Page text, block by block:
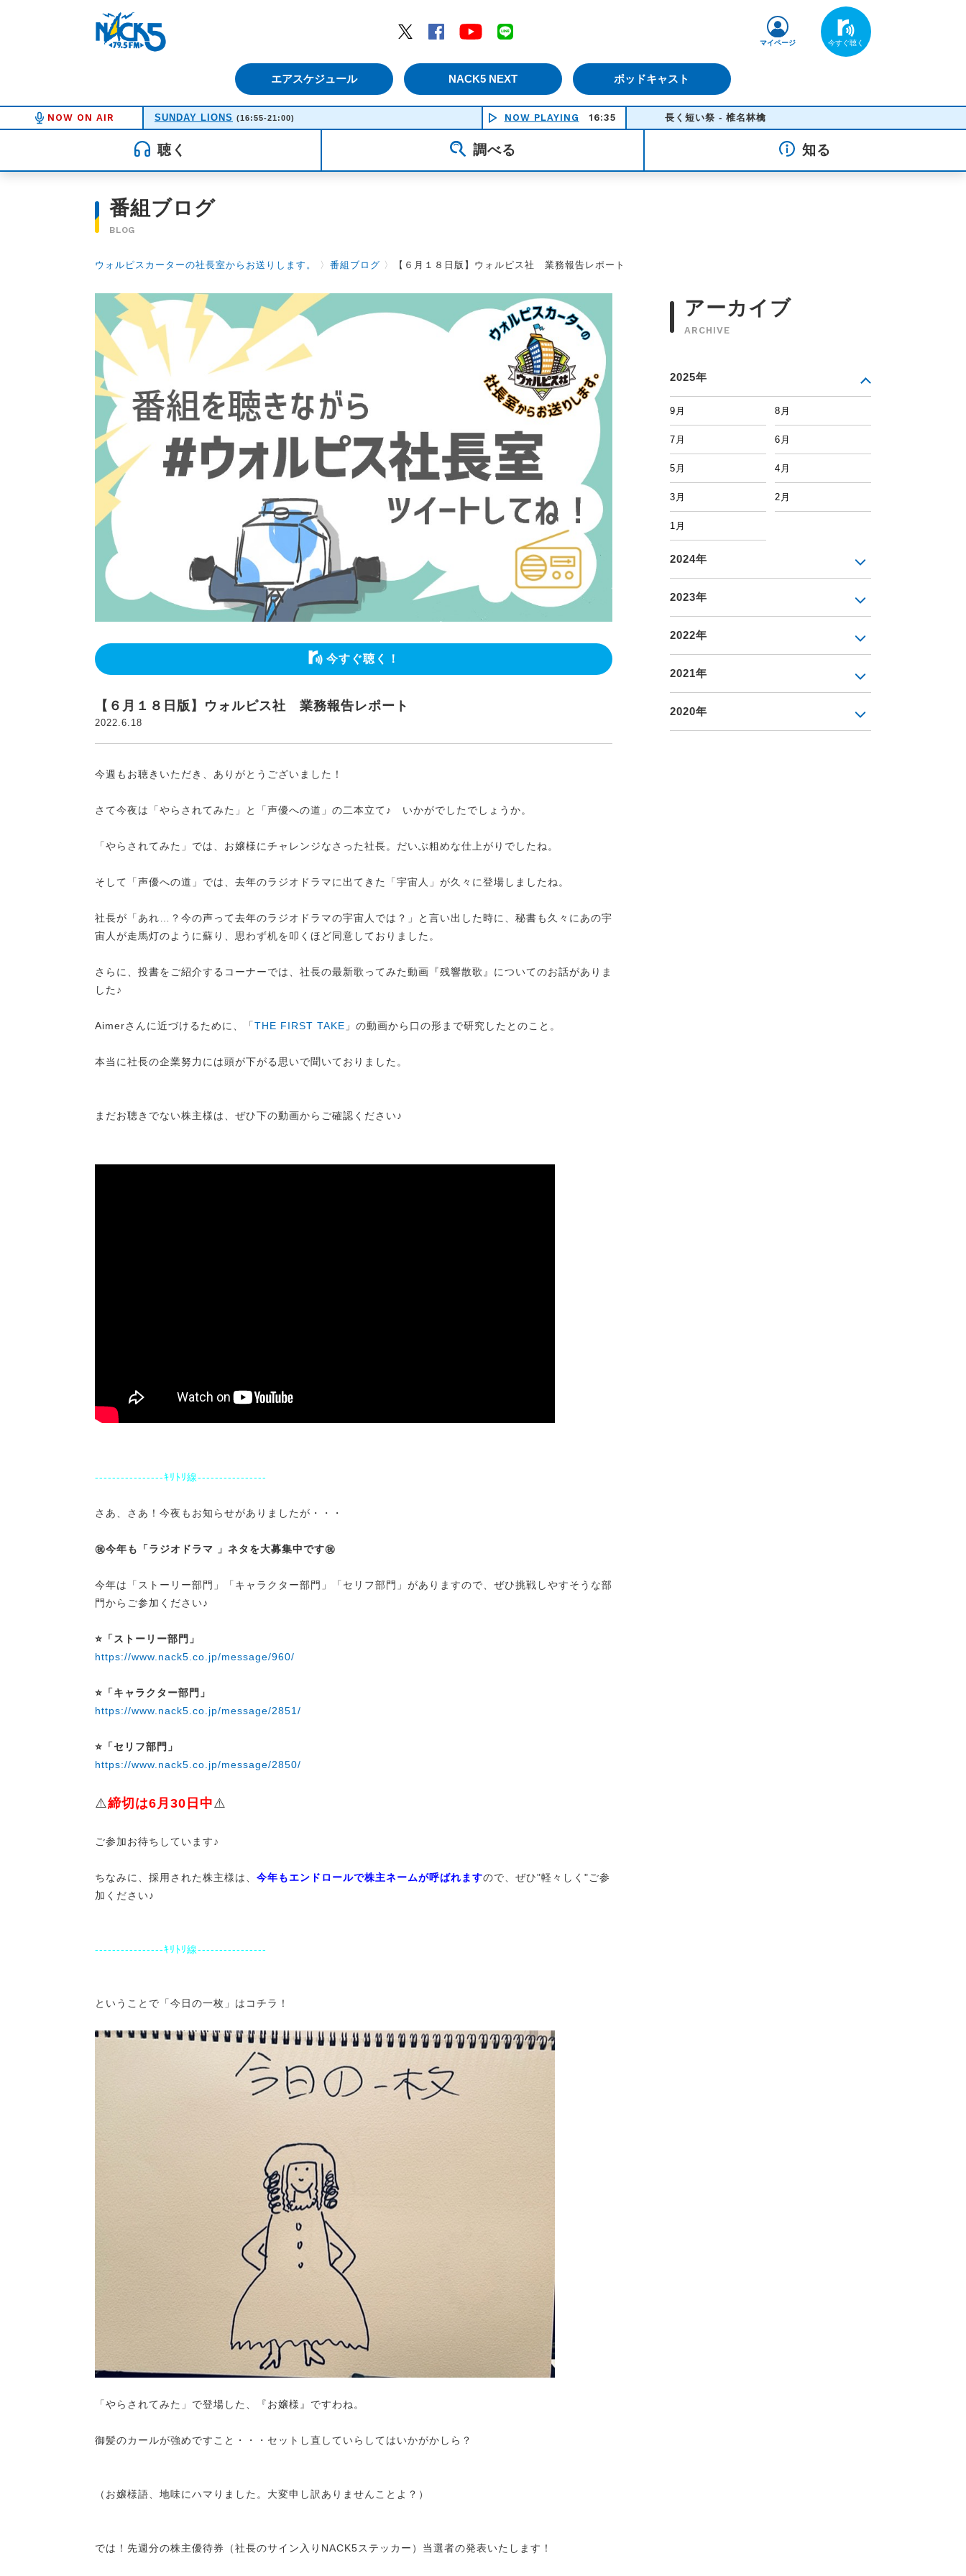
Twitter
Facebook YouTube
エアスケジュール NACK5 NEXT ポッドキャスト
マイページ
NOW ON AIR SUNDAY LIONS (16:55-21:00) NOW PLAYING 16:35長く短い祭 - 椎名林檎
聴く 調べる 知る
番組ブログ
BLOG
ウォルピスカーターの社長室からお送りします。 〉 番組ブログ 〉 【６月１８日版】ウォルピス社 業務報告レポート
今すぐ聴く！
【６月１８日版】ウォルピス社 業務報告レポート
2022.6.18
今週もお聴きいただき、ありがとうございました！
さて今夜は「やらされてみた」と「声優への道」の二本立て♪ いかがでしたでしょうか。
「やらされてみた」では、お嬢様にチャレンジなさった社長。だいぶ粗めな仕上がりでしたね。
そして「声優への道」では、去年のラジオドラマに出てきた「宇宙人」が久々に登場しましたね。
社長が「あれ…？今の声って去年のラジオドラマの宇宙人では？」と言い出した時に、秘書も久々にあの宇
宙人が走馬灯のように蘇り、思わず机を叩くほど同意しておりました。
さらに、投書をご紹介するコーナーでは、社長の最新歌ってみた動画『残響散歌』についてのお話がありま
した♪
Aimerさんに近づけるために、「THE FIRST TAKE 」の動画から口の形まで研究したとのこと。
本当に社長の企業努力には頭が下がる思いで聞いておりました。
まだお聴きでない株主様は、ぜひ下の動画からご確認ください♪
----------------ｷﾘﾄﾘ線----------------
さあ、さあ！今夜もお知らせがありましたが・・・
㊗今年も「ラジオドラマ 」ネタを大募集中です㊗
今年は「ストーリー部門」「キャラクター部門」「セリフ部門」がありますので、 ぜひ挑戦しやすそうな部
門からご参加ください♪
⭐「ストーリー部門」
https://www.nack5.co.jp/message/960/
⭐「キャラクター部門」
https://www.nack5.co.jp/message/2851/
⭐「セリフ部門」
https://www.nack5.co.jp/message/2850/
⚠️締切は6月30日中⚠️
ご参加お待ちしています♪
ちなみに、採用された株主様は、 今年もエンドロールで株主ネームが呼ばれますので、ぜひ"軽々しく "ご参
加ください♪
----------------ｷﾘﾄﾘ線----------------
ということで「今日の一枚」はコチラ！
「やらされてみた」で登場した、『お嬢様』ですわね。
御髪のカールが強めですこと・・・セットし直していらしてはいかがかしら？
（お嬢様語、地味にハマりました。大変申し訳ありませんことよ？）
では！先週分の株主優待券（社長のサイン入りNACK5ステッカー）当選者の発表いたします！
アーカイブ
ARCHIVE
2025年
9月 8月
7月 6月
5月 4月
3月 2月
1月
2024年
2023年
2022年
2021年
2020年